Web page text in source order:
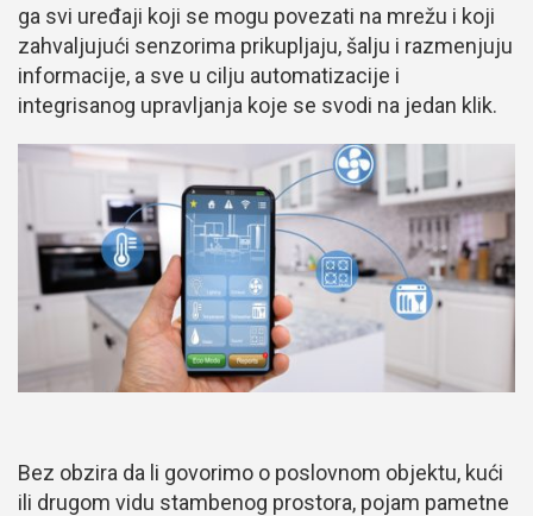
ga svi uređaji koji se mogu povezati na mrežu i koji
zahvaljujući senzorima prikupljaju, šalju i razmenjuju
informacije, a sve u cilju automatizacije i
integrisanog upravljanja koje se svodi na jedan klik.
Bez obzira da li govorimo o poslovnom objektu, kući
ili drugom vidu stambenog prostora, pojam pametne